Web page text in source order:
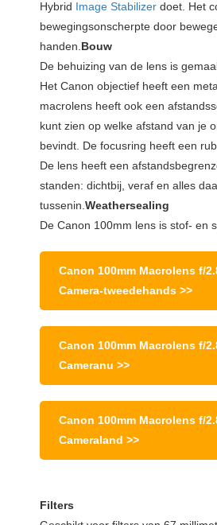
Hybrid Image Stabilizer doet. Het
bewegingsonscherpte door
handen. Bouw
De behuizing van de lens is
Het Canon objectief heeft een
macrolens heeft ook een
kunt zien op welke afstand van je
bevindt. De focusring heeft een
De lens heeft een
standen: dichtbij, veraf en alles
tussenin. Weathersealing
De Canon 100mm lens is stof- en
Canon 100mm Macrolens f/
Camera-tweedehands >>
Canon 100mm Macrolens f/
Cameranu >>
Canon 100mm Macrolens f/
Cameraland >>
Filters